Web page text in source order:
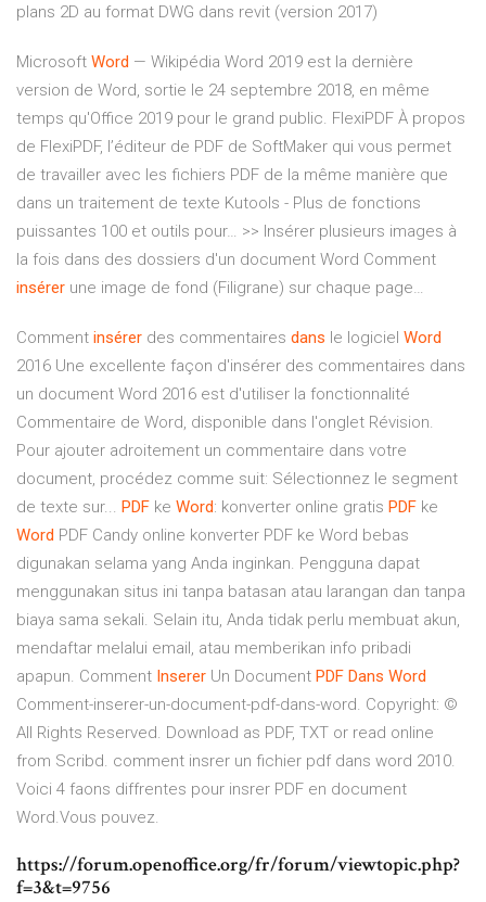
plans 2D au format DWG dans revit (version 2017)
Microsoft Word — Wikipédia Word 2019 est la dernière
version de Word, sortie le 24 septembre 2018, en même
temps qu'Office 2019 pour le grand public. FlexiPDF À propos
de FlexiPDF, l’éditeur de PDF de SoftMaker qui vous permet
de travailler avec les fichiers PDF de la même manière que
dans un traitement de texte Kutools - Plus de fonctions
puissantes 100 et outils pour… >> Insérer plusieurs images à
la fois dans des dossiers d'un document Word Comment
insérer une image de fond (Filigrane) sur chaque page…
Comment insérer des commentaires dans le logiciel Word
2016 Une excellente façon d'insérer des commentaires dans
un document Word 2016 est d'utiliser la fonctionnalité
Commentaire de Word, disponible dans l'onglet Révision.
Pour ajouter adroitement un commentaire dans votre
document, procédez comme suit: Sélectionnez le segment
de texte sur... PDF ke Word: konverter online gratis PDF ke
Word PDF Candy online konverter PDF ke Word bebas
digunakan selama yang Anda inginkan. Pengguna dapat
menggunakan situs ini tanpa batasan atau larangan dan tanpa
biaya sama sekali. Selain itu, Anda tidak perlu membuat akun,
mendaftar melalui email, atau memberikan info pribadi
apapun. Comment Inserer Un Document PDF Dans Word
Comment-inserer-un-document-pdf-dans-word. Copyright: ©
All Rights Reserved. Download as PDF, TXT or read online
from Scribd. comment insrer un fichier pdf dans word 2010.
Voici 4 faons diffrentes pour insrer PDF en document
Word.Vous pouvez.
https://forum.openoffice.org/fr/forum/viewtopic.php?
f=3&t=9756